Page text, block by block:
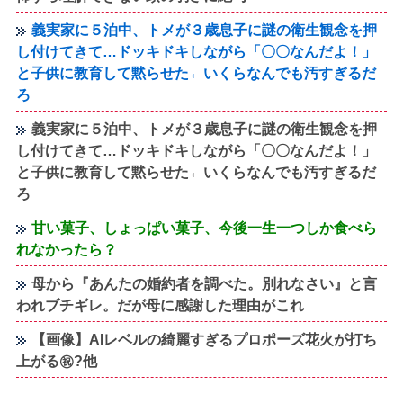
義実家に５泊中、トメが３歳息子に謎の衛生観念を押
し付けてきて…ドッキドキしながら「〇〇なんだよ！」
と子供に教育して黙らせた←いくらなんでも汚すぎるだ
ろ
義実家に５泊中、トメが３歳息子に謎の衛生観念を押
し付けてきて…ドッキドキしながら「〇〇なんだよ！」
と子供に教育して黙らせた←いくらなんでも汚すぎるだ
ろ
甘い菓子、しょっぱい菓子、今後一生一つしか食べら
れなかったら？
母から『あんたの婚約者を調べた。別れなさい』と言
われブチギレ。だが母に感謝した理由がこれ
【画像】AIレベルの綺麗すぎるプロポーズ花火が打ち
上がる㊗?他